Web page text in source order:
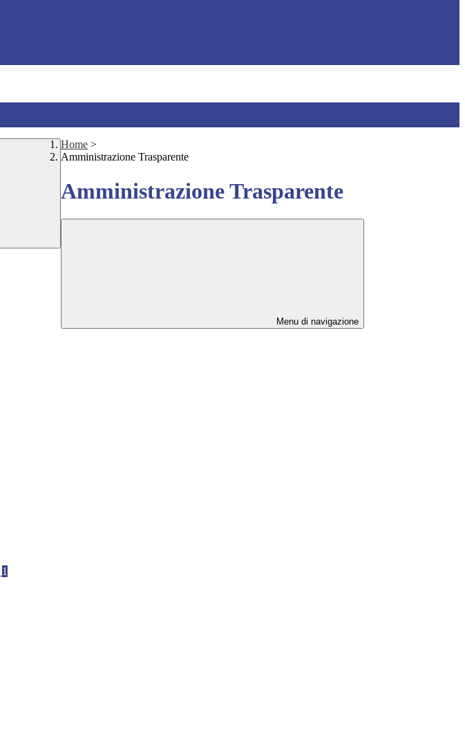
Home >
Amministrazione Trasparente
Amministrazione Trasparente
Menu di navigazione
1